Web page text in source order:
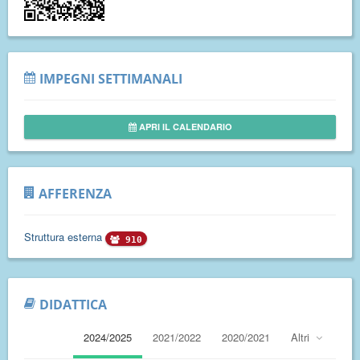
IMPEGNI SETTIMANALI
APRI IL CALENDARIO
AFFERENZA
Struttura esterna 910
DIDATTICA
2024/2025 2021/2022 2020/2021 Altri